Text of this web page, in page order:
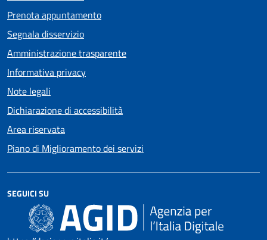
Prenota appuntamento
Segnala disservizio
Amministrazione trasparente
Informativa privacy
Note legali
Dichiarazione di accessibilità
Area riservata
Piano di Miglioramento dei servizi
SEGUICI SU